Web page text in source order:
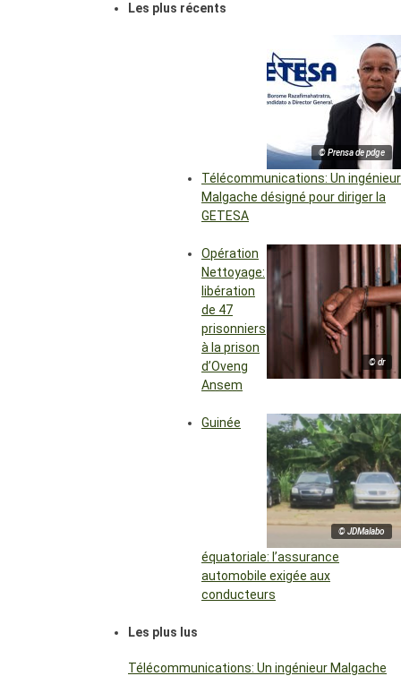
Les plus récents
© Prensa de pdge
Télécommunications: Un ingénieur
Malgache désigné pour diriger la
GETESA
© dr
Opération
Nettoyage:
libération
de 47
prisonniers
à la prison
d’Oveng
Ansem
© JDMalabo
Guinée
équatoriale: l’assurance
automobile exigée aux
conducteurs
Les plus lus
Télécommunications: Un ingénieur Malgache